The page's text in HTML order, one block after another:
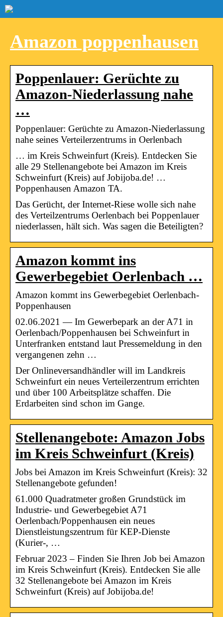
Amazon poppenhausen
Poppenlauer: Gerüchte zu
Amazon-Niederlassung nahe
…
Poppenlauer: Gerüchte zu Amazon-Niederlassung
nahe seines Verteilerzentrums in Oerlenbach
… im Kreis Schweinfurt (Kreis). Entdecken Sie
alle 29 Stellenangebote bei Amazon im Kreis
Schweinfurt (Kreis) auf Jobijoba.de! …
Poppenhausen Amazon TA.
Das Gerücht, der Internet-Riese wolle sich nahe
des Verteilzentrums Oerlenbach bei Poppenlauer
niederlassen, hält sich. Was sagen die Beteiligten?
Amazon kommt ins
Gewerbegebiet Oerlenbach …
Amazon kommt ins Gewerbegebiet Oerlenbach-
Poppenhausen
02.06.2021 — Im Gewerbepark an der A71 in
Oerlenbach/Poppenhausen bei Schweinfurt in
Unterfranken entstand laut Pressemeldung in den
vergangenen zehn …
Der Onlineversandhändler will im Landkreis
Schweinfurt ein neues Verteilerzentrum errichten
und über 100 Arbeitsplätze schaffen. Die
Erdarbeiten sind schon im Gange.
Stellenangebote: Amazon Jobs
im Kreis Schweinfurt (Kreis)
Jobs bei Amazon im Kreis Schweinfurt (Kreis): 32
Stellenangebote gefunden!
61.000 Quadratmeter großen Grundstück im
Industrie- und Gewerbegebiet A71
Oerlenbach/Poppenhausen ein neues
Dienstleistungszentrum für KEP-Dienste
(Kurier-, …
Februar 2023 – Finden Sie Ihren Job bei Amazon
im Kreis Schweinfurt (Kreis). Entdecken Sie alle
32 Stellenangebote bei Amazon im Kreis
Schweinfurt (Kreis) auf Jobijoba.de!